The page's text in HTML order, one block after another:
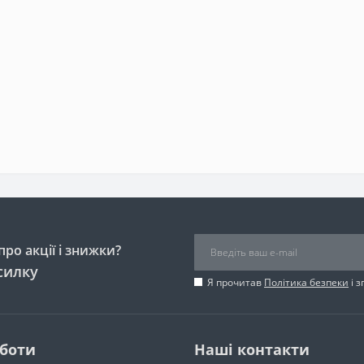
акції і знижки?
Я прочитав Політика безпеки і
Наші контакти